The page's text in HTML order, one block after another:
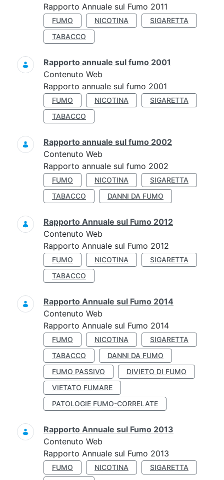
Rapporto Annuale sul Fumo 2011
FUMO NICOTINA
SIGARETTA
TABACCO
Rapporto annuale sul fumo 2001
Contenuto Web
Rapporto annuale sul fumo 2001
FUMO NICOTINA
SIGARETTA
TABACCO
Rapporto annuale sul fumo 2002
Contenuto Web
Rapporto annuale sul fumo 2002
FUMO NICOTINA
SIGARETTA
TABACCO
DANNI DA FUMO
Rapporto Annuale sul Fumo 2012
Contenuto Web
Rapporto Annuale sul Fumo 2012
FUMO NICOTINA
SIGARETTA
TABACCO
Rapporto Annuale sul Fumo 2014
Contenuto Web
Rapporto Annuale sul Fumo 2014
FUMO NICOTINA
SIGARETTA
TABACCO
DANNI DA FUMO
FUMO PASSIVO
DIVIETO DI FUMO
VIETATO FUMARE
PATOLOGIE FUMO-CORRELATE
Rapporto Annuale sul Fumo 2013
Contenuto Web
Rapporto Annuale sul Fumo 2013
FUMO NICOTINA
SIGARETTA